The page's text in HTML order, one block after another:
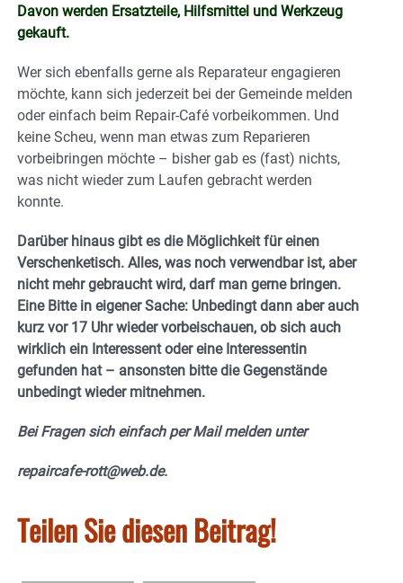
Davon werden Ersatzteile, Hilfsmittel und Werkzeug
gekauft.
Wer sich ebenfalls gerne als Reparateur engagieren
möchte, kann sich jederzeit bei der Gemeinde melden
oder einfach beim Repair-Café vorbeikommen. Und
keine Scheu, wenn man etwas zum Reparieren
vorbeibringen möchte – bisher gab es (fast) nichts,
was nicht wieder zum Laufen gebracht werden
konnte.
Darüber hinaus gibt es die Möglichkeit für einen
Verschenketisch. Alles, was noch verwendbar ist, aber
nicht mehr gebraucht wird, darf man gerne bringen.
Eine Bitte in eigener Sache: Unbedingt dann aber auch
kurz vor 17 Uhr wieder vorbeischauen, ob sich auch
wirklich ein Interessent oder eine Interessentin
gefunden hat – ansonsten bitte die Gegenstände
unbedingt wieder mitnehmen.
Bei Fragen sich einfach per Mail melden unter
repaircafe-rott@web.de.
Teilen Sie diesen Beitrag!